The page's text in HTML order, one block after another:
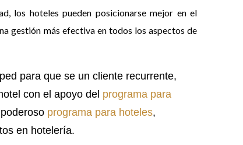
los hoteles pueden posicionarse mejor en el
gestión más efectiva en todos los aspectos de
para que se un cliente recurrente,
con el apoyo del programa para
oderoso programa para hoteles,
en hotelería.